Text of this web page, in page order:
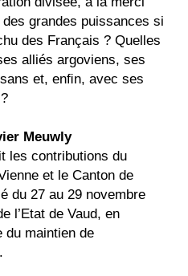
grandes puissances si
des Français ? Quelles
alliés argoviens, ses
et, enﬁn, avec ses
Meuwly
les contributions du
et le Canton de
du 27 au 29 novembre
l’Etat de Vaud, en
du maintien de